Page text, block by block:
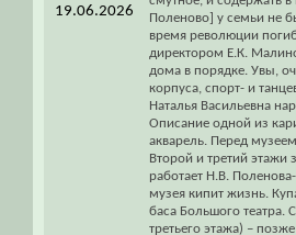
19.06.2026
Поленово] у семьи не
время революции
директором Е.К.
дома в порядке. Увы,
корпуса, спорт- и
Наталья Васильевна
Описание одной из
акварель. Перед
Второй и третий этажи
работает Н.В.
музея кипит жизнь.
баса Большого театра.
третьего этажа) –